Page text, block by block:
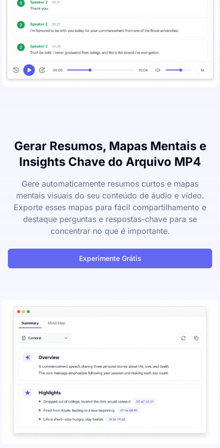
Gerar Resumos, Mapas Mentais e
Insights Chave do Arquivo MP4
Gere automaticamente resumos curtos e mapas
mentais visuais do seu conteúdo de áudio e vídeo.
Exporte esses mapas para fácil compartilhamento e
destaque perguntas e respostas-chave para se
concentrar no que é importante.
Experimente Grátis